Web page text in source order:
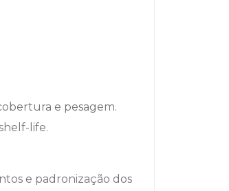
e pesagem.
life.
e padronização dos